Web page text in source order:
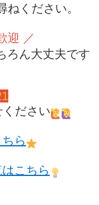
ください。
迎 ／
ろん大丈夫です
ださい
ら
こちら